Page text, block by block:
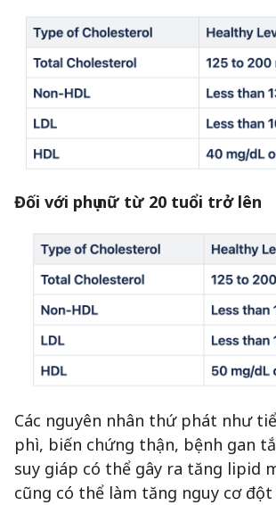
Đối với phụ nữ từ 20 tuổi trở lên
Các nguyên nhân thứ phát như
phì, biến chứng thận, bệnh gan
suy giáp có thể gây ra tăng lipid
cũng có thể làm tăng nguy cơ đột